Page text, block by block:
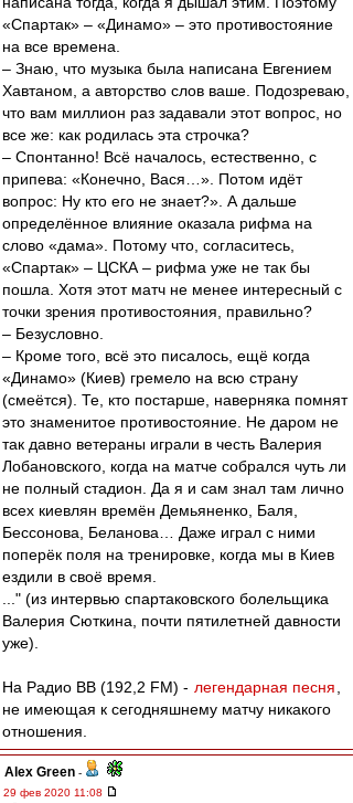
«Спартак» – «Динамо» – это противостояние
на все времена.
– Знаю, что музыка была написана Евгением
Хавтаном, а авторство слов ваше. Подозреваю,
что вам миллион раз задавали этот вопрос, но
все же: как родилась эта строчка?
– Спонтанно! Всё началось, естественно, с
припева: «Конечно, Вася…». Потом идёт
вопрос: Ну кто его не знает?». А дальше
определённое влияние оказала рифма на
слово «дама». Потому что, согласитесь,
«Спартак» – ЦСКА – рифма уже не так бы
пошла. Хотя этот матч не менее интересный с
точки зрения противостояния, правильно?
– Безусловно.
– Кроме того, всё это писалось, ещё когда
«Динамо» (Киев) гремело на всю страну
(смеётся). Те, кто постарше, наверняка помнят
это знаменитое противостояние. Не даром не
так давно ветераны играли в честь Валерия
Лобановского, когда на матче собрался чуть ли
не полный стадион. Да я и сам знал там лично
всех киевлян времён Демьяненко, Баля,
Бессонова, Беланова… Даже играл с ними
поперёк поля на тренировке, когда мы в Киев
ездили в своё время.
..." (из интервью спартаковского болельщика
Валерия Сюткина, почти пятилетней давности
уже).
На Радио ВВ (192,2 FM) - легендарная песня
не имеющая к сегодняшнему матчу никакого
отношения.
Alex Green -
29 фев 2020 11:08